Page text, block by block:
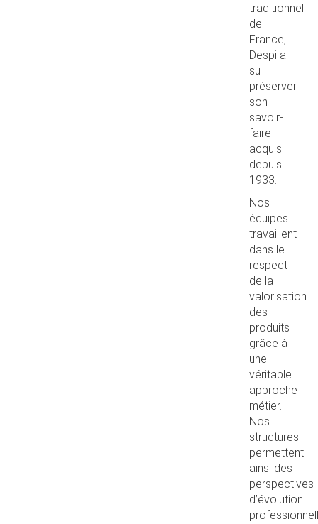
traditionnel
de
France,
Despi a
su
préserver
son
savoir-
faire
acquis
depuis
1933.
Nos
équipes
travaillent
dans le
respect
de la
valorisation
des
produits
grâce à
une
véritable
approche
métier.
Nos
structures
permettent
ainsi des
perspectives
d’évolution